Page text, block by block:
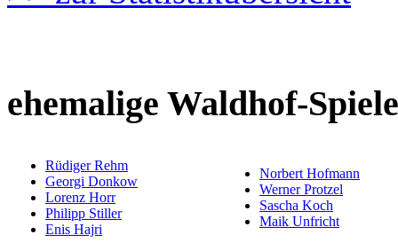
ehemalige Waldhof-
Rüdiger Rehm
Georgi Donkow
Lorenz Horr
Philipp Stiller
Enis Hajri
Norbert Hofmann
Werner Protzel
Sascha Koch
Maik Unfricht